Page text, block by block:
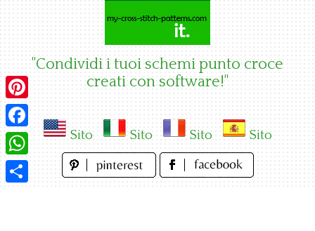
"Condividi i tuoi schemi punto croce
creati con software!"
Sito Sito Sito Sito
Pinterest
Facebook
WhatsApp